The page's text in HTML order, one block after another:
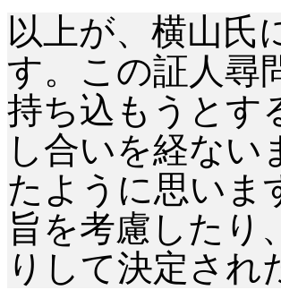
以上が、横山氏
す。この証人尋
持ち込もうとす
し合いを経な
たように思いま
旨を考慮したり
りして決定され